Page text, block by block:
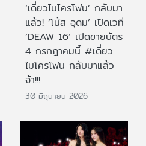
‘เดี่ยวไมโครโฟน’ กลับมา
แล้ว! ‘โน้ส อุดม’ เปิดเวที
‘DEAW 16’ เปิดขายบัตร
4 กรกฎาคมนี้ #เดี่ยว
ไมโครโฟน กลับมาแล้ว
จ้า!!!
30 มิถุนายน 2026